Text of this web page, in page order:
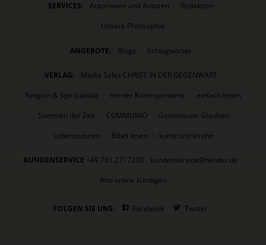
SERVICES: Autorinnen und Autoren
Redaktion
Unsere Philosophie
ANGEBOTE: Blogs Schlagwörter
VERLAG:
Media Sales CHRIST IN DER GEGENWART
Religion & Spiritualität
Herder Korrespondenz
einfach leben
Stimmen der Zeit
COMMUNIO
Gemeinsam Glauben
Lebensspuren
Bibel lesen kunst und kirche
KUNDENSERVICE +49 761 2717200
kundenservice@herder.de
Abo online kündigen
FOLGEN SIE UNS: Facebook Twitter